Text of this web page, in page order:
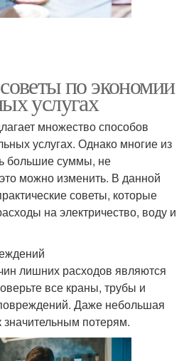
по экономии
услугах
множество способов
услугах. Однако многие из
большие суммы, не
можно изменить. В данной
советы, которые
на электричество, воду и
лишних расходов являются
все краны, трубы и
Даже небольшая
значительным потерям.